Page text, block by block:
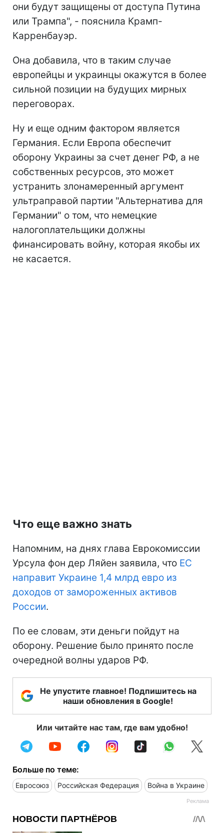
они будут защищены от доступа Путина
или Трампа", - пояснила Крамп-
Карренбауэр.
Она добавила, что в таким случае
европейцы и украинцы окажутся в более
сильной позиции на будущих мирных
переговорах.
Ну и еще одним фактором является
Германия. Если Европа обеспечит
оборону Украины за счет денег РФ, а не
собственных ресурсов, это может
устранить злонамеренный аргумент
ультраправой партии "Альтернатива для
Германии" о том, что немецкие
налогоплательщики должны
финансировать войну, которая якобы их
не касается.
Что еще важно знать
Напомним, на днях глава Еврокомиссии
Урсула фон дер Ляйен заявила, что ЕС
направит Украине 1,4 млрд евро из
доходов от замороженных активов
России.
По ее словам, эти деньги пойдут на
оборону. Решение было принято после
очередной волны ударов РФ.
Не упустите главное! Подпишитесь на
наши обновления в Google!
Или читайте нас там, где вам удобно!
Больше по теме:
Евросоюз Российская Федерация Война в Украине